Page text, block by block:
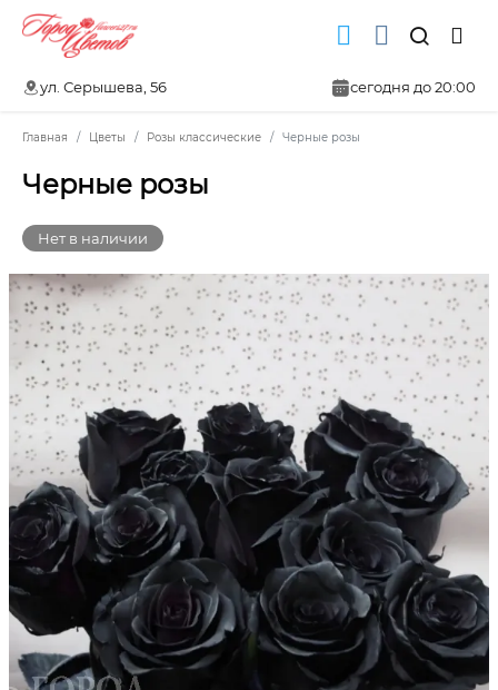
ул. Серышева, 56 сегодня до 20:00
Главная Цветы Розы классические Черные розы
Черные розы
Нет в наличии